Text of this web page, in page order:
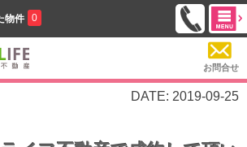
物件 0
お問合せ
DATE: 2019-09-25